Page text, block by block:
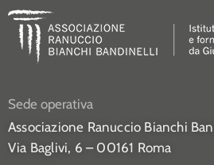
Sede operativa
Associazione Ranuccio Bianchi
Via Baglivi, 6 – 00161 Roma